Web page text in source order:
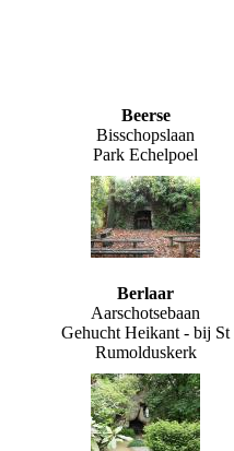
Beerse
Bisschopslaan
Park Echelpoel
Berlaar
Aarschotsebaan
Gehucht Heikant - bij St
Rumolduskerk